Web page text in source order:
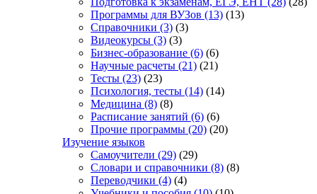
Программы для ВУЗов (13) (13)
Справочники (3) (3)
Видеокурсы (3) (3)
Бизнес-образование (6) (6)
Научные расчеты (21) (21)
Тесты (23) (23)
Психология, тесты (14) (14)
Медицина (8) (8)
Расписание занятий (6) (6)
Прочие программы (20) (20)
Изучение языков
Самоучители (29) (29)
Словари и справочники (8) (8)
Переводчики (4) (4)